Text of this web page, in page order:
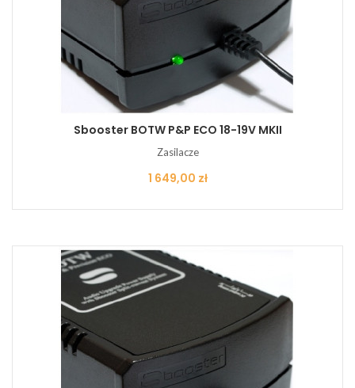
Sbooster BOTW P&P ECO 18-19V MKII
Zasilacze
Cena
1 649,00 zł